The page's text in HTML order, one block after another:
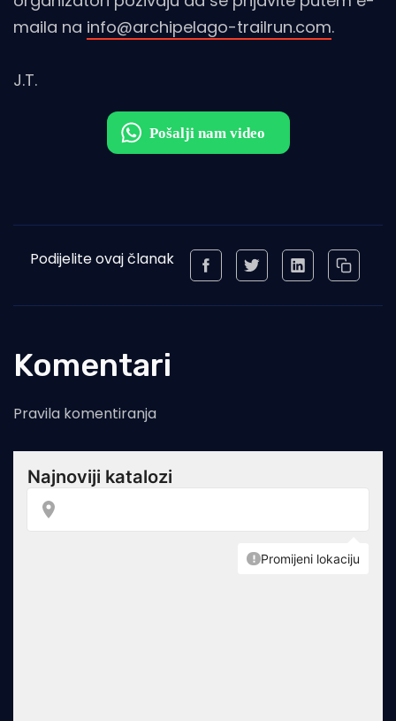
maila na info@archipelago-trailrun.com.
J.T.
Podijelite ovaj članak
Komentari
Pravila komentiranja